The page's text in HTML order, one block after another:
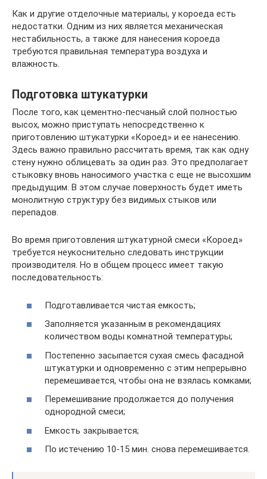
Как и другие отделочные материалы, у короеда есть
недостатки. Одним из них является механическая
нестабильность, а также для нанесения короеда
требуются правильная температура воздуха и
влажность.
Подготовка штукатурки
После того, как цементно-песчаный слой полностью
высох, можно приступать непосредственно к
приготовлению штукатурки «Короед» и ее нанесению.
Здесь важно правильно рассчитать время, так как одну
стену нужно облицевать за один раз. Это предполагает
стыковку вновь наносимого участка с еще не высохшим
предыдущим. В этом случае поверхность будет иметь
монолитную структуру без видимых стыков или
перепадов.
Во время приготовления штукатурной смеси «Короед»
требуется неукоснительно следовать инструкции
производителя. Но в общем процесс имеет такую
последовательность:
Подготавливается чистая емкость;
Заполняется указанным в рекомендациях
количеством воды комнатной температуры;
Постепенно засыпается сухая смесь фасадной
штукатурки и одновременно с этим непрерывно
перемешивается, чтобы она не взялась комками;
Перемешивание продолжается до получения
однородной смеси;
Емкость закрывается;
По истечению 10-15 мин. снова перемешивается.